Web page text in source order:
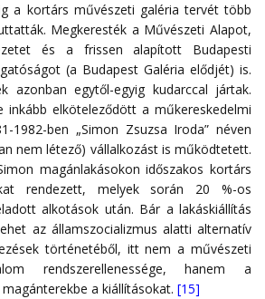
a kortárs művészeti galéria tervét több
Megkeresték a Művészeti Alapot,
és a frissen alapított Budapesti
(a Budapest Galéria elődjét) is.
azonban egytől-egyig kudarccal jártak.
inkább elköteleződött a műkereskedelmi
1982-ben „Simon Zsuzsa Iroda” néven
nem létező) vállalkozást is működtetett.
magánlakásokon időszakos kortárs
rendezett, melyek során 20 %-os
alkotások után. Bár a lakáskiállítás
az államszocializmus alatti alternatív
történetéből, itt nem a művészeti
rendszerellenessége, hanem a
a kiállításokat. [15]